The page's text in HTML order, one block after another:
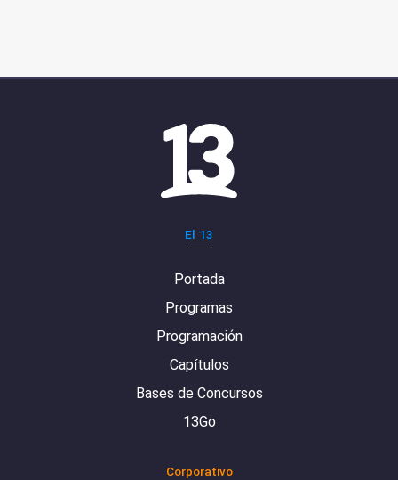
El 13
Portada
Programas
Programación
Capítulos
Bases de Concursos
13Go
Corporativo